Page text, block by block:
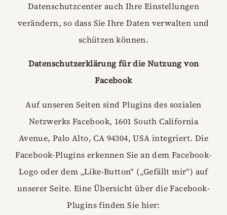
Datenschutzcenter auch Ihre Einstellungen
verändern, so dass Sie Ihre Daten verwalten und
schützen können.
Datenschutzerklärung für die Nutzung von
Facebook
Auf unseren Seiten sind Plugins des sozialen
Netzwerks Facebook, 1601 South California
Avenue, Palo Alto, CA 94304, USA integriert. Die
Facebook-Plugins erkennen Sie an dem Facebook-
Logo oder dem „Like-Button“ („Gefällt mir“) auf
unserer Seite. Eine Übersicht über die Facebook-
Plugins finden Sie hier: